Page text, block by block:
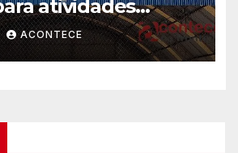
atividades
ACONTECE